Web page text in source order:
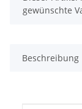
gewünschte
Beschreibung